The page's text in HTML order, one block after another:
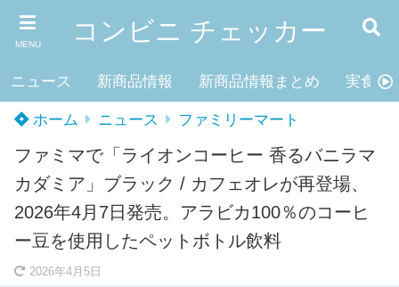
MENU コンビニ チェッカー
ニュース 新商品情報 新商品情報まとめ 実食レ
ホーム ニュース ファミリーマート
ファミマで「ライオンコーヒー 香るバニラマ
カダミア」ブラック / カフェオレが再登場、
2026年4月7日発売。アラビカ100％のコーヒ
ー豆を使用したペットボトル飲料
2026年4月5日